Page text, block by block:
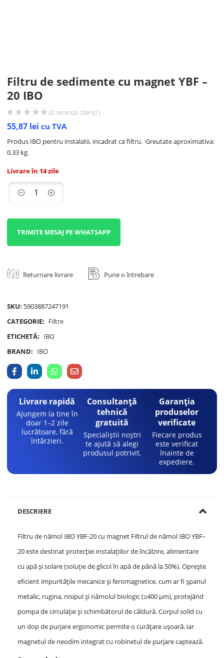
Filtru de sedimente cu magnet YBF –
20 IBO
(0 recenzii clienți )
55,87 lei cu TVA
Produs IBO pentru instalatii, incadrat ca filtru. Greutate aproximativa:
0.33 kg.
Livrare în 14 zile
TRIMITE MESAJ PE WHATSAPP
Returnare livrare Pune o întrebare
SKU: 5903887247191
CATEGORIE: Filtre
ETICHETĂ: IBO
BRAND: IBO
Livrare rapidă
Ajungem la tine în
doar 1–2 zile
lucrătoare, fără
întârzieri.
Consultanță
tehnică
gratuită
Specialiștii noștri
te ajută să alegi
produsul potrivit.
Garanția
produselor
verificate
Fiecare produs
este verificat
înainte de
expediere.
DESCRIERE
Filtru de nămol IBO YBF-20 cu magnet Filtrul de nămol IBO YBF–
20 este destinat protecției instalațiilor de încălzire, alimentare
cu apă și solare (soluție de glicol în apă de până la 50%). Oprește
eficient impuritățile mecanice și feromagnetice, cum ar fi șpanul
metalic, rugina, nisipul și nămolul biologic (≥400 μm), protejând
pompa de circulație și schimbătorul de căldură. Corpul solid cu
un dop de purjare ergonomic permite o curățare ușoară, iar
magnetul de neodim integrat cu robinetul de purjare captează.